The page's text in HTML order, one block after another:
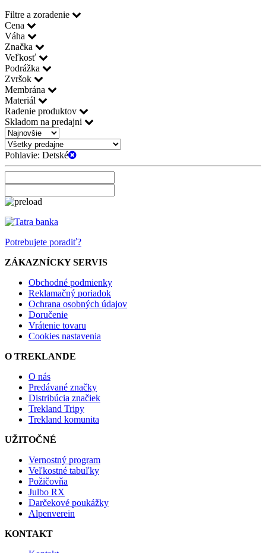
Filtre a zoradenie
Cena
Váha
Značka
Veľkosť
Podrážka
Zvršok
Membrána
Materiál
Radenie produktov
Skladom na predajni
Pohlavie: Detské
Potrebujete poradiť?
ZÁKAZNÍCKY SERVIS
Obchodné podmienky
Reklamačný poriadok
Ochrana osobných údajov
Doručenie
Vrátenie tovaru
Cookies nastavenia
O TREKLANDE
O nás
Predávané značky
Distribúcia značiek
Trekland Tripy
Trekland komunita
UŽITOČNÉ
Vernostný program
Veľkostné tabuľky
Požičovňa
Julbo RX
Darčekové poukážky
Alpenverein
KONTAKT